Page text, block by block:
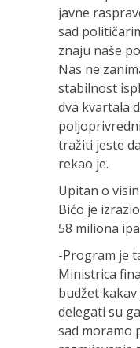
javne
sad
znaju naše
Nas ne
stabilnost
dva kvartala
tražiti jeste
rekao je.
Upitan o
Bićo je
58 miliona
-Program je
Ministrica
budžet
delegati su
sad moramo